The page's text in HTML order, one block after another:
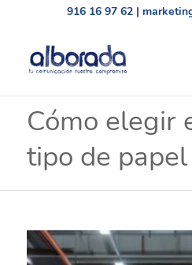
916 16 97 62 |
Cómo elegir
tipo de papel